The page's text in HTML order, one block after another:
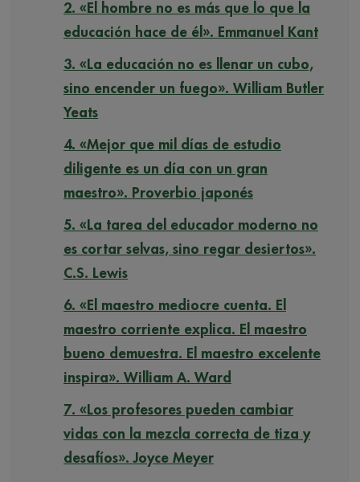
2. «El hombre no es más que lo que la
educación hace de él». Emmanuel Kant
3. «La educación no es llenar un cubo,
sino encender un fuego». William Butler
Yeats
4. «Mejor que mil días de estudio
diligente es un día con un gran
maestro». Proverbio japonés
5. «La tarea del educador moderno no
es cortar selvas, sino regar desiertos».
C.S. Lewis
6. «El maestro mediocre cuenta. El
maestro corriente explica. El maestro
bueno demuestra. El maestro excelente
inspira». William A. Ward
7. «Los profesores pueden cambiar
vidas con la mezcla correcta de tiza y
desafíos». Joyce Meyer